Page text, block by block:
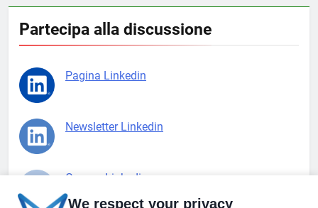
Partecipa alla discussione
Pagina Linkedin
Newsletter Linkedin
Gruppo Linkedin
We respect your privacy